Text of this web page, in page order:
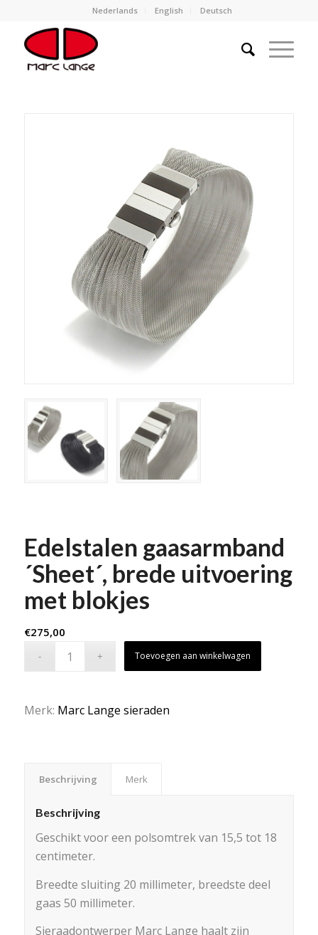
Nederlands English Deutsch
Edelstalen gaasarmband
´Sheet´, brede uitvoering
met blokjes
€275,00
Toevoegen aan winkelwagen
Merk: Marc Lange sieraden
Beschrijving Merk
Beschrijving
Geschikt voor een polsomtrek van 15,5 tot 18
centimeter.
Breedte sluiting 20 millimeter, breedste deel
gaas 50 millimeter.
Sieraadontwerper Marc Lange haalt zijn